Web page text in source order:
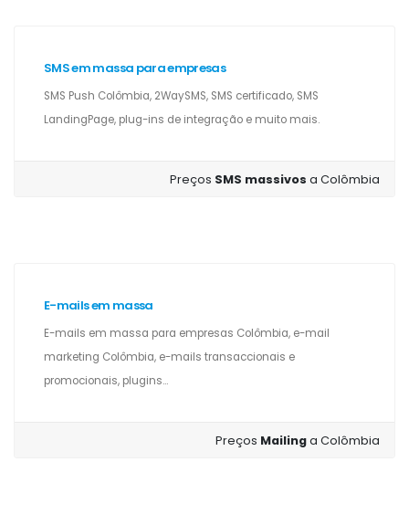
SMS em massa para empresas
SMS Push Colômbia, 2WaySMS, SMS certificado, SMS
LandingPage, plug-ins de integração e muito mais.
Preços SMS massivosa Colômbia
E-mails em massa
E-mails em massa para empresas Colômbia, e-mail
marketing Colômbia, e-mails transaccionais e
promocionais, plugins...
Preços Mailinga Colômbia